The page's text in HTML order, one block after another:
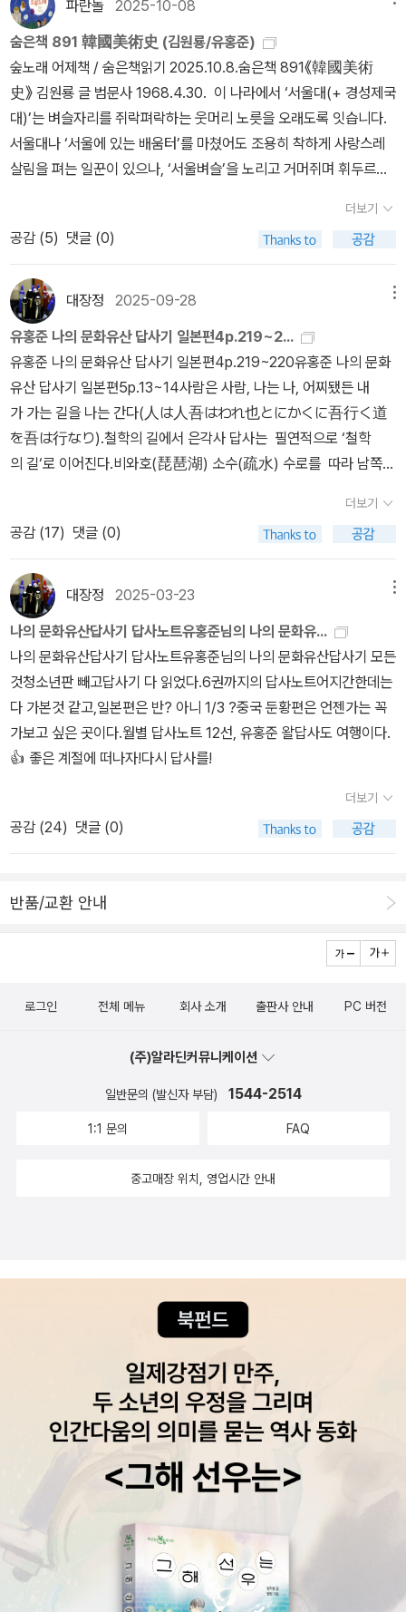
외국인 관광객 몇명만 앞서서 방장 마루에 앉아 석정의 돌들을 보고
있었다. 언제까지나 그 자리를 지키고 있을 것 같은 견고한 단호함. 그
럼에도, 오랜만에 다시 보니, 바위는 가질 수 없는 친근함이 느껴졌다.
료안지를 둘러싼 꽤 큰 연못, 코요치(경용지)를 산책하는 아침은 근사
했다(9년 전 기억에는 누락된 부분이다).이어서 찾은 곳이 금각사. 나
로선 재방이자 재견이었는데, 소설 금각사의 주인공 미조구치가 두번
째 보고서야 금각사의 아름다움에 매혹된 것과 유사한 경험을 했다.
9년 전 찾았을 때는 초여름 날씨에(한낮이었는지) 관광객이 소위 미
어터질 정도여서(청수사만큼이나 많았다) 금각사보다 먼저 앞사람의
사는 매우 오만하게 느껴졌었다. 이번에 다시 본 금각사는 처음과는
여러모로 달라진 환경 때문인지 다르게 보였다. 다소 흐린 날씨에(다
행히 파란하늘이 없지 않았다) 관광객도 전보다는 적어서인지 몰라도
(대표 관광지답게 인파로 붐볐지만 상대적으로는 그렇다) 나는 겸손
한 금각사를 볼 수 있었다. 금각을 두르고도 겸손해보이기는 어려울
터인데 예전 기억 때문에 그렇게 느껴졌을 것이다. 금각사의 이미지
를 교체하게 된 것이 이번 여해의 소득이다.금각사를 방문하고 찾은
곳은 윤동주, 정지용, 두 시인의 시비가 있는 도시샤(동지사)대학. 교
샤대학을 먼저 떠올리는 건 두 시인, 그 중에서도 특히 윤동주 때문이
다. 대표작 ‘서시‘의 한글과 일문이 세로로 새겨진 시비는 30년 전인
1995년에 세워졌다(정지용 시비는 10년뒤, 2005년에 세워졌다).
삼일절에 방문자들이 있었는지 아직 방학중임에도 불구하고 시비 앞
에는 많은 꽃들이 놓여 있었다(이것도 9년 전과는 다른 기억이다). 나
는 한국시사에서 두 시인의 위상에 대해 소개했고 일행과 기념사진을
찍었다(20세기 시사의 10대 시인에 속한다). 묘비가 아니라 시비여
서 환하게 웃으며 찍었다. 도시샤대학과 바로 인근의 교토고쇼(과거
의 황궁)에서 시간을 보내고 이동하여 먹은 점심은 일본 가정식. 그러
서 나서 일행은 은각사(긴카쿠지)와 ‘철학의 길‘을 찾았다. 일본의 간
판 철학자이자 교토학파의 태두 니시다 기타로가 산책했다는 길이 철
학의 길로 이름지어졌다. 명명효과의 위력을 실감하게 해주는 곳(아
자랑하게 될 곳이기도 하다. 철학의 길 인근에 호넨인(법연원)이라는
무덤이 있어서다. 교토의 다른 명사들도 묻혀 있다곤 하지만 문학기
행에서 찾는 곳은 작가의 생가이고 무덤이기에. 산 바로 아랫쪽에 다
니자키 부부의 소박한 무덤이 나란히 자리하고 있었다. 작가는 작품
장소는 아니다. 그럼에도 고요한 아름다움을 뽐내는 장소로 금각사와
덕에 오르면 은각사 전경뿐 아니라 교토의 도심까지도 내려다보인다.
금각사는 갖고 있지 않은 은각사만의 장점이다. 일정을 마치고 저녁
장한 규모가 인상적이다. 교토타워의 야경도 일품이다...
파란놀 2025-10-08
숨은책 891 韓國美術史 (김원룡/유홍준)
숲노래 어제책 / 숨은책읽기 2025.10.8.숨은책 891《韓國美術
史》 김원룡 글 범문사 1968.4.30. 이 나라에서 ‘서울대(+ 경성제국
대)’는 벼슬자리를 쥐락펴락하는 웃머리 노릇을 오래도록 잇습니다.
서울대나 ‘서울에 있는 배움터’를 마쳤어도 조용히 착하게 사랑스레
살림을 펴는 일꾼이 있으나, ‘서울벼슬’을 노리고 거머쥐며 휘두르는
무리를 감싸면서 북돋았고, 떡고물과 떡을 혼자 차지하면서 길(연구·
이론)을 그들 마음대로 바꾸거나 비틀었습니다. ‘서울대·고은 시인’을
몹시 좋아하는 유홍준 씨는 ‘서울대 고고학과’를 연 김원룡도 아주 우
러릅니다. 김원룡이 어떤 ‘식민사관’에 얼마나 ‘박정희 섬기기’를 했는
가 하는 발자취는 본 체 만 체이지요. 《韓國美術史》를 되읽다가 생
각합니다. 이런 책은 이름만 ‘韓國○○○’입니다. 이웃나라 ‘日本美
術史’라든지 ‘日本○○○’를 고스란히 따왔다고 느껴요. 꾸밈새·판
짜임·엮음새에 고스란히 옆나라 손끝을 따온 티가 물씬 납니다. 이제
부터 ‘한그림’을 다시 바라보고, ‘한자취(한국사)’를 새로 들여다보는
눈을 틔워야지 싶습니다. “서울대로 가두고 갇혀서 길든 굴레”가 아
닌, “‘한사람’으로서 한그림을 빚고 한살림을 여미며 한말을 한글에
담는 한빛”을 헤아릴 때이지 싶습니다.ㅍㄹㄴ글 : 숲노래·파란놀(최
종규). 낱말책을 쓴다. 《풀꽃나무 들숲노래 동시 따라쓰기》, 《새로 쓰
음 따라 걷다가 작은책집을 보았습니다》, 《우리말꽃》, 《쉬운 말이 평
화》, 《곁말》, 《책숲마실》, 《우리말 수수께끼 동시》, 《시골에서 살림
짓는 즐거움》, 《이오덕 마음 읽기》을 썼다. blog.naver.com/hboo
klove
더보기
공감 (5) 댓글 (0)
대장정 2025-09-28
유홍준 나의 문화유산 답사기 일본편4p.219~2...
유홍준 나의 문화유산 답사기 일본편4p.219~220유홍준 나의 문화
유산 답사기 일본편5p.13~14사람은 사람, 나는 나, 어찌됐든 내
가 가는 길을 나는 간다(人は人吾はわれ也とにかくに吾行く道
を吾は行なり).철학의 길에서 은각사 답사는 필연적으로 ‘철학
의 길‘로 이어진다.비와호(琵琶湖) 소수(疏水) 수로를 따라 남쪽으
인 니시다 기타로(西田幾多郞, 1870-1945)가 즐겨 산책하던 곳
이라고 하여 ‘철학의 길‘이라는 이름이 붙어 있다.본래 철학의 길이라
고 하면 독일 하이델베르크에 있는 네카어 강변의 ‘철학자의 길‘이 원
조다.벤치마킹의 귀재인 일본은 1968년에 이 길을 정비하면서 ‘철
학의 길‘이라는 멋진 이름을 붙였고 물가에는 어느 독지가가 기증
한 벚꽃을 심었다. 그 나무가 제법 크게 자라 봄이면 흐드러지게 피어
나는 벚꽃의 명소로 이름이 났고, 여름엔 반딧불이 모여들어 열대야
의 피서처로 유명하다. 젊은 아베크족과 관광객들이 붐비면서 주
변 주택가에 끽다점과 부티크숍이 들어차 더 이상 철학의 길다운 분
위기는 없지만 그래도 주변의 상점과 집들이 깔끔하고 근처에는 법
연원(法然院), 영관당(永觀堂), 냐쿠오지 신사(若王子神), 노
무라(野村) 미술관 등 명소들이 자리잡고 있어 산책길로는 그만이
다. 그리고 철학의 길이라는 넉 자로 인하여 들떠 있는 사람의 발길
든 내가 가는 길을 나는 간다(人は人吾はわれ也とにかくに吾行
교 출신으로 동급생인 스즈키 다이세쓰와는 이인삼각의 벗이자 동료
였다. 다이세쓰가 서구에 일본의 선을 전파한 것에 반하여 기타로
는 “선(善)의 연구”라는 명저를 펴내어 서구 철학의 일본 토착화
로 2킬로미터 떨어진 남선사까지 이어지는 이 길은 일본 근대 철학자
는 이름이 붙었다.[사진2] ‘철학의 길‘ 물가에는 어느 독지가가 기증
한 벚꽃을 심었는데, 그 나무가 제법 크게 자라 봄이면 흐드러지게 피
야의 피서처로 유명하다.
더보기
공감 (17) 댓글 (0)
대장정 2025-03-23
나의 문화유산답사기 답사노트유홍준님의 나의 문화유...
나의 문화유산답사기 답사노트유홍준님의 나의 문화유산답사기 모든
것청소년판 빼고답사기 다 읽었다.6권까지의 답사노트어지간한데는
다 가본것 같고,일본편은 반? 아니 1/3 ?중국 둔황편은 언젠가는 꼭
가보고 싶은 곳이다.월별 답사노트 12선, 유홍준 왈답사도 여행이다.
👍 좋은 계절에 떠나자!다시 답사를!
더보기
공감 (24) 댓글 (0)
반품/교환 안내
로그인 전체 메뉴 회사 소개 출판사 안내 PC 버전
(주)알라딘커뮤니케이션
일반문의 (발신자 부담) 1544-2514
1:1 문의 FAQ
중고매장 위치, 영업시간 안내